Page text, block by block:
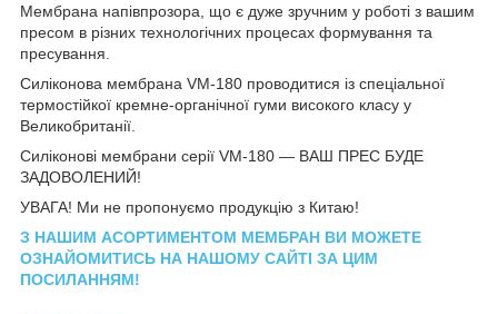
Мембрана напівпрозора, що є дуже зручним у роботі з вашим
пресом в різних технологічних процесах формування та
пресування.
Силіконова мембрана VM-180 проводитися із спеціальної
термостійкої кремне-органічної гуми високого класу у
Великобританії.
Силіконові мембрани серії VM-180 ― ВАШ ПРЕС БУДЕ
ЗАДОВОЛЕНИЙ!
УВАГА! Ми не пропонуємо продукцію з Китаю!
З НАШИМ АСОРТИМЕНТОМ МЕМБРАН ВИ МОЖЕТЕ
ОЗНАЙОМИТИСЬ НА НАШОМУ САЙТІ ЗА ЦИМ
ПОСИЛАННЯМ!